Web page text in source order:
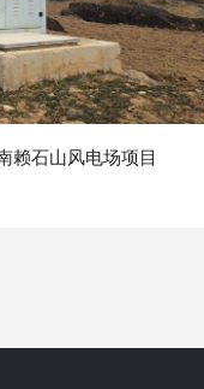
赖石山风电场项目